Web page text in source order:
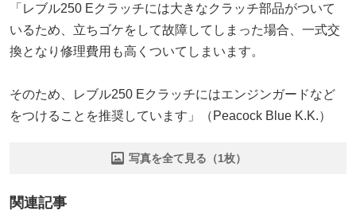
「レブル250 Eクラッチには大きなクラッチ部品がついて
いるため、立ちゴケをして故障してしまった場合、一式交
換となり修理費用も高くついてしまいます。
そのため、レブル250 Eクラッチにはエンジンガードなど
をつけることを推奨しています」（Peacock Blue K.K.）
写真を全て見る（1枚）
関連記事